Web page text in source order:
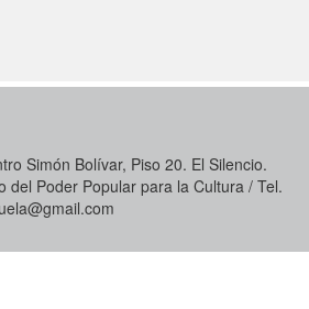
Simón Bolívar, Piso 20. El Silencio.
del Poder Popular para la Cultura / Tel.